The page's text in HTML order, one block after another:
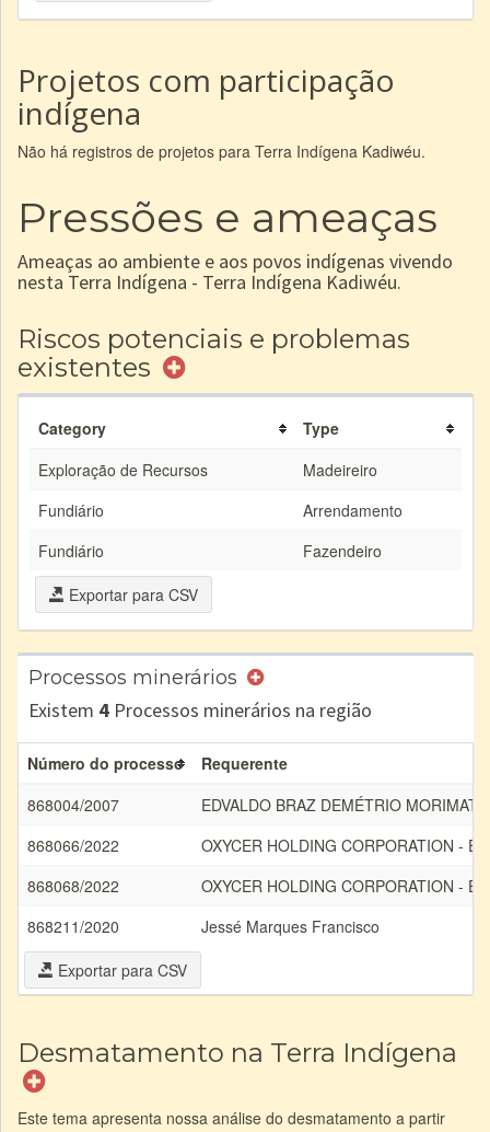
Projetos com participação
indígena
Não há registros de projetos para Terra Indígena Kadiwéu.
Pressões e ameaças
Ameaças ao ambiente e aos povos indígenas vivendo
nesta Terra Indígena - Terra Indígena Kadiwéu.
Riscos potenciais e problemas
existentes
Category
Type
Exploração de Recursos
Madeireiro
Fundiário
Arrendamento
Fundiário
Fazendeiro
Exportar para CSV
Processos minerários
Existem 4 Processos minerários na região
Número do processo
Requerente
868004/2007
EDVALDO BRAZ DEMÉTRIO
868066/2022
OXYCER HOLDING CORPORATION -
868068/2022
OXYCER HOLDING CORPORATION -
868211/2020
Jessé Marques Francisco
Exportar para CSV
Desmatamento na Terra Indígena
Este tema apresenta nossa análise do desmatamento a partir